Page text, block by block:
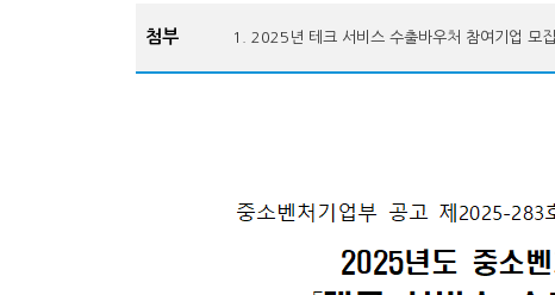
첨부 1. 2025년 테크 서비스 수출바우처 참여기업 모